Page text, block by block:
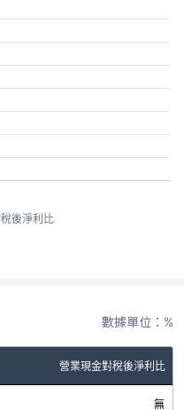
後淨利比
數據單位：%
營業現金對稅後淨利比
無